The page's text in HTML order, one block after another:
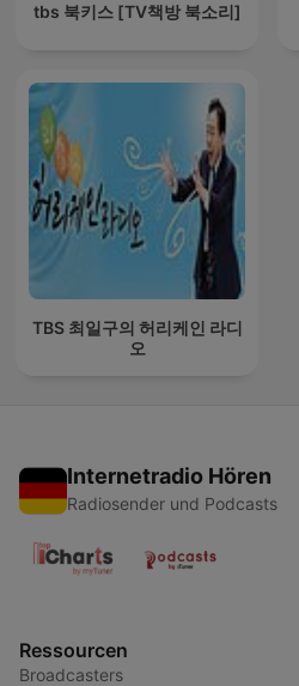
tbs 북키스 [TV책방 북소리]
TBS 최일구의 허리케인 라디
오
Internetradio Hören
Radiosender und Podcasts
Ressourcen
Broadcasters